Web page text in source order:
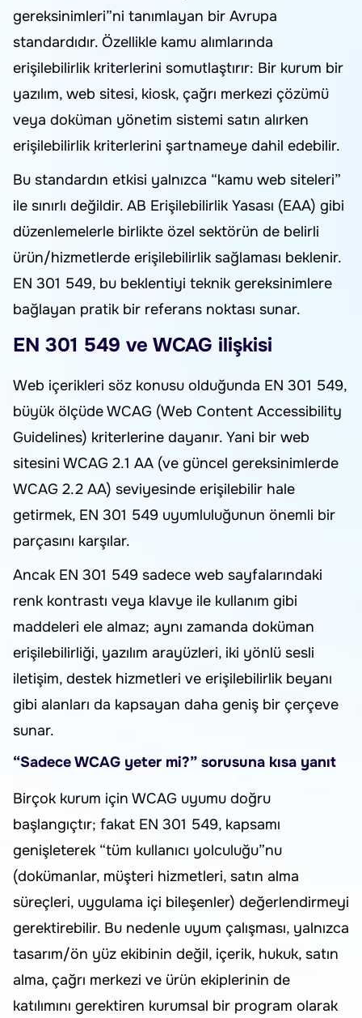
gereksinimleri”ni tanımlayan bir Avrupa
standardıdır. Özellikle kamu alımlarında
erişilebilirlik kriterlerini somutlaştırır: Bir kurum bir
yazılım, web sitesi, kiosk, çağrı merkezi çözümü
veya doküman yönetim sistemi satın alırken
erişilebilirlik kriterlerini şartnameye dahil edebilir.
Bu standardın etkisi yalnızca “kamu web siteleri”
ile sınırlı değildir. AB Erişilebilirlik Yasası (EAA) gibi
düzenlemelerle birlikte özel sektörün de belirli
ürün/hizmetlerde erişilebilirlik sağlaması beklenir.
EN 301 549, bu beklentiyi teknik gereksinimlere
bağlayan pratik bir referans noktası sunar.
EN 301 549 ve WCAG ilişkisi
Web içerikleri söz konusu olduğunda EN 301 549,
büyük ölçüde WCAG (Web Content Accessibility
Guidelines) kriterlerine dayanır. Yani bir web
sitesini WCAG 2.1 AA (ve güncel gereksinimlerde
WCAG 2.2 AA) seviyesinde erişilebilir hale
getirmek, EN 301 549 uyumluluğunun önemli bir
parçasını karşılar.
Ancak EN 301 549 sadece web sayfalarındaki
renk kontrastı veya klavye ile kullanım gibi
maddeleri ele almaz; aynı zamanda doküman
erişilebilirliği, yazılım arayüzleri, iki yönlü sesli
iletişim, destek hizmetleri ve erişilebilirlik beyanı
gibi alanları da kapsayan daha geniş bir çerçeve
sunar.
“Sadece WCAG yeter mi?” sorusuna kısa yanıt
Birçok kurum için WCAG uyumu doğru
başlangıçtır; fakat EN 301 549, kapsamı
genişleterek “tüm kullanıcı yolculuğu”nu
(dokümanlar, müşteri hizmetleri, satın alma
süreçleri, uygulama içi bileşenler) değerlendirmeyi
gerektirebilir. Bu nedenle uyum çalışması, yalnızca
tasarım/ön yüz ekibinin değil, içerik, hukuk, satın
alma, çağrı merkezi ve ürün ekiplerinin de
katılımını gerektiren kurumsal bir program olarak